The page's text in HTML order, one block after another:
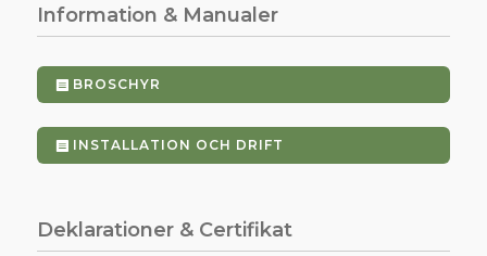
Information & Manualer
BROSCHYR
INSTALLATION OCH DRIFT
Deklarationer & Certifikat